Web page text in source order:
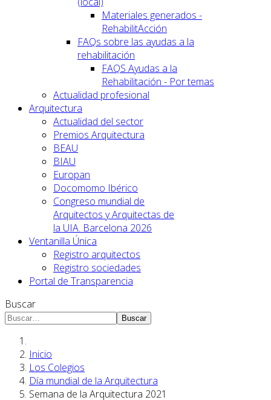
Materiales generados -
RehabilitAcción
FAQs sobre las ayudas a la
rehabilitación
FAQS Ayudas a la
Rehabilitación - Por temas
Actualidad profesional
Arquitectura
Actualidad del sector
Premios Arquitectura
BEAU
BIAU
Europan
Docomomo Ibérico
Congreso mundial de
Arquitectos y Arquitectas de
la UIA. Barcelona 2026
Ventanilla Única
Registro arquitectos
Registro sociedades
Portal de Transparencia
Buscar
Buscar
Inicio
Los Colegios
Día mundial de la Arquitectura
Semana de la Arquitectura 2021